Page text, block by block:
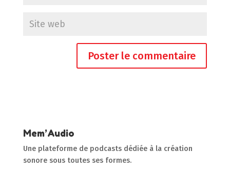
Mem’Audio
Une plateforme de podcasts dédiée à la création
sonore sous toutes ses formes.